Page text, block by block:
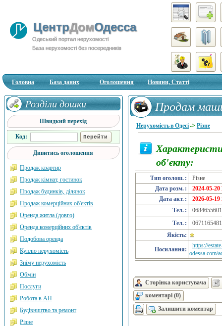
ЦентрДомОдесса
Одеський портал нерухомості
База нерухомості без посередників
Головна База даних Оголошення Новини, Статті
Продам
Нерухомість в Одесі-> Різне
об'єкту:
Тип оголош. :
Різне
Дата розм. :
2024-05-20
Дата акт. :
2026-05-19
Тел. :
0684655601
Тел. :
0671165481
Якість:
Посилання:
https://
odessa.com/
Сторінка користувача
коментарі (0)
Залишити коментар
Розділи дошки
Швидкий перехід
Код:
Дивитись оголошення
Продаж квартир
Продаж кімнат, гостинок
Продаж будинків, ділянок
Продаж комерційних об'єктів
Оренда житла (довго)
Оренда комерційних об'єктів
Подобова оренда
Куплю нерухомість
Зніму нерухомість
Обмін
Послуги
Робота в АН
Будівництво та ремонт
Різне